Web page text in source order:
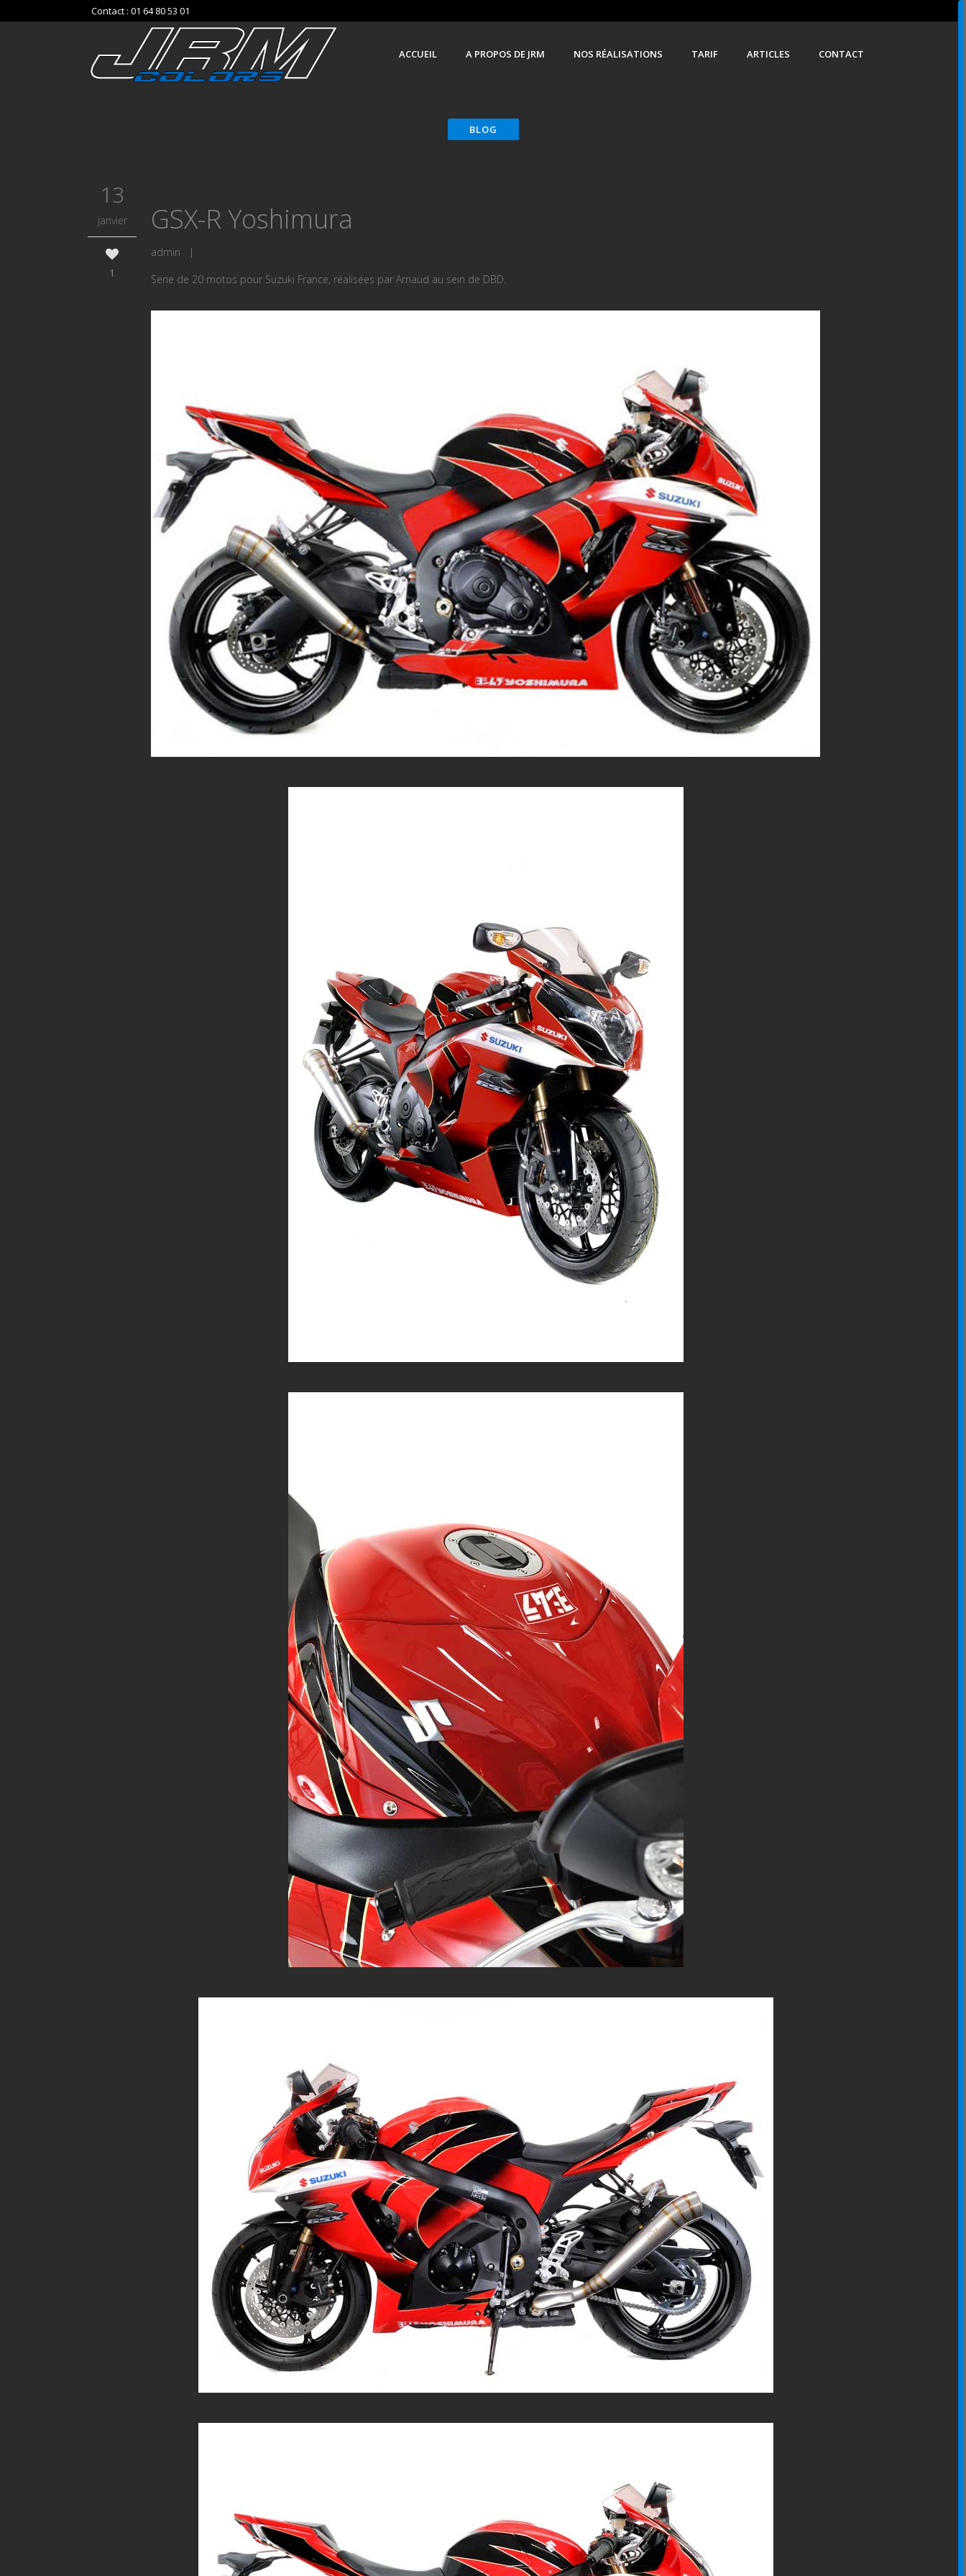
Contact : 01 64 80 53 01
ACCUEIL A PROPOS DE JRM NOS RÉALISATIONS TARIF ARTICLES CONTACT
13
janvier
1
GSX-R Yoshimura
admin |
Serie de 20 motos pour Suzuki France, réalisées par Arnaud au sein de DBD.